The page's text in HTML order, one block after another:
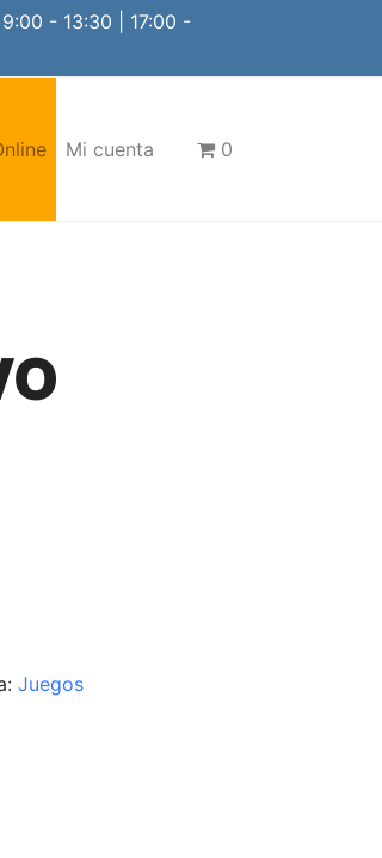
9:00 - 13:30 | 17:00 -
Mi cuenta 0
Juegos